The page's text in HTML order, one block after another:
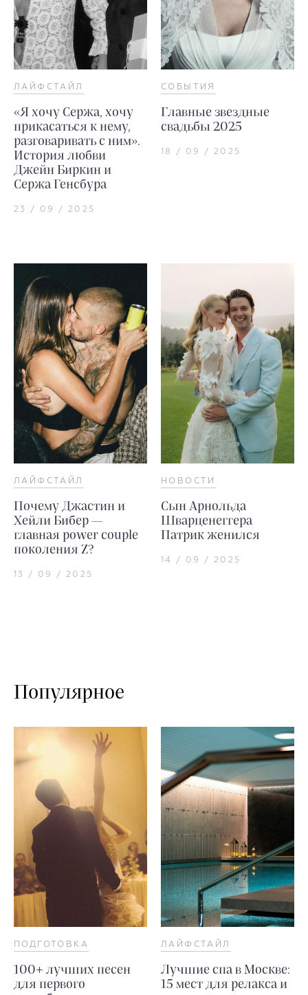
ЛАЙФСТАЙЛ
«Я хочу Сержа, хочу
прикасаться к нему,
разговаривать с ним».
История любви
Джейн Биркин и
Сержа Генсбура
23 / 09 / 2025
СОБЫТИЯ
Главные звездные
свадьбы 2025
18 / 09 / 2025
ЛАЙФСТАЙЛ
Почему Джастин и
Хейли Бибер —
главная power couple
поколения Z?
13 / 09 / 2025
НОВОСТИ
Сын Арнольда
Шварценеггера
Патрик женился
14 / 09 / 2025
Популярное
ПОДГОТОВКА
100+ лучших песен
для первого
ЛАЙФСТАЙЛ
Лучшие спа в Москве:
15 мест для релакса и